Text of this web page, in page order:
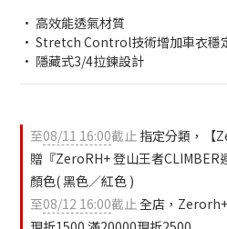
• 高效能透氣材質
• Stretch Control技術增加車衣穩
• 隱藏式3/4拉鍊設計
至08/11 16:00截止 指定分類，【
贈『ZeroRH+ 登山王者CLIMBER
顏色( 黑色／紅色 )
至08/12 16:00截止全店，